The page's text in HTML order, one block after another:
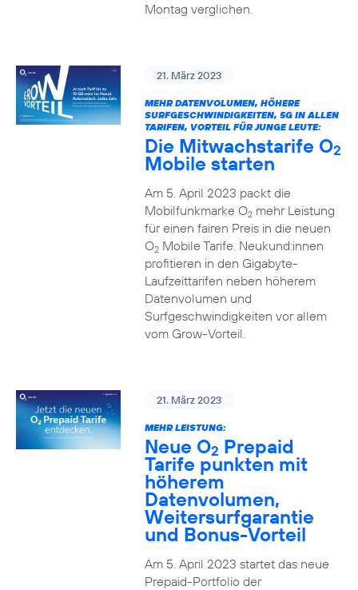
Montag verglichen.
21. März 2023
MEHR DATENVOLUMEN, HÖHERE
SURFGESCHWINDIGKEITEN, 5G IN ALLEN
TARIFEN, VORTEIL FÜR JUNGE LEUTE:
Die Mitwachstarife O2
Mobile starten
Am 5. April 2023 packt die
Mobilfunkmarke O2mehr Leistung
für einen fairen Preis in die neuen
O2Mobile Tarife. Neukund:innen
profitieren in den Gigabyte-
Laufzeittarifen neben höherem
Datenvolumen und
Surfgeschwindigkeiten vor allem
vom Grow-Vorteil.
21. März 2023
MEHR LEISTUNG:
Neue O2 Prepaid
Tarife punkten mit
höherem
Datenvolumen,
Weitersurfgarantie
und Bonus-Vorteil
Am 5. April 2023 startet das neue
Prepaid-Portfolio der